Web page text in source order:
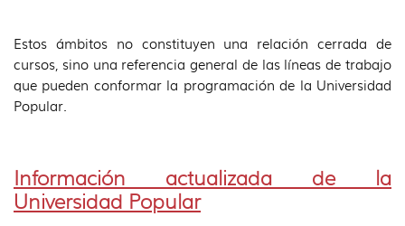
Estos ámbitos no constituyen una relación cerrada de
cursos, sino una referencia general de las líneas de trabajo
que pueden conformar la programación de la Universidad
Popular.
Información actualizada de la
Universidad Popular